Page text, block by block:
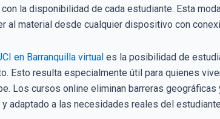
la disponibilidad de cada estudiante. Esta
al material desde cualquier dispositivo con
en Barranquilla virtual es la posibilidad de
Esto resulta especialmente útil para quienes
Los cursos online eliminan barreras
adaptado a las necesidades reales del